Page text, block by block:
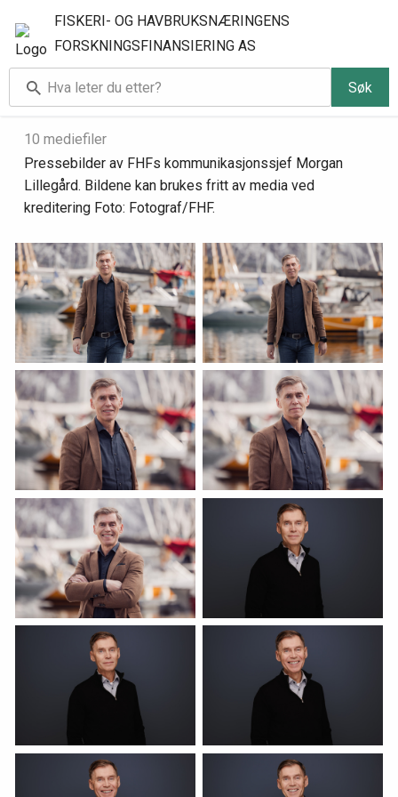
FISKERI- OG HAVBRUKSNÆRINGENS
FORSKNINGSFINANSIERING AS
Søk
Pressebilder Morgan Lillegård
10 mediefiler
Pressebilder av FHFs kommunikasjonssjef Morgan
Lillegård. Bildene kan brukes fritt av media ved
kreditering Foto: Fotograf/FHF.